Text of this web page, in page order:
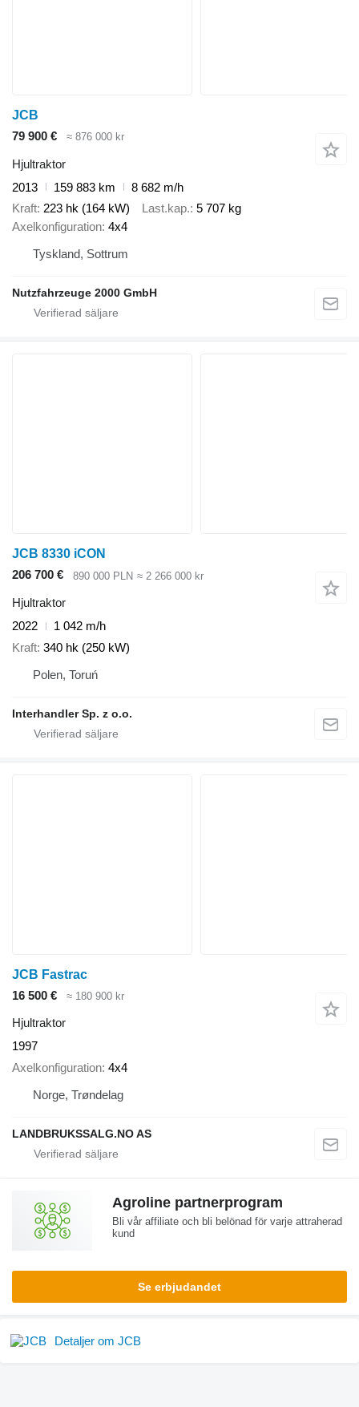
JCB
79 900 €
≈ 876 000 kr
Hjultraktor
2013
159 883 km
8 682 m/h
Kraft 223 hk (164 kW) Last.kap. 5 707 kg
Axelkonfiguration 4x4
Tyskland, Sottrum
Nutzfahrzeuge 2000 GmbH
JCB 8330 iCON
206 700 €
890 000 PLN ≈ 2 266 000 kr
Hjultraktor
2022
1 042 m/h
Kraft 340 hk (250 kW)
Polen, Toruń
Interhandler Sp. z o.o.
JCB Fastrac
16 500 €
≈ 180 900 kr
Hjultraktor
1997
Axelkonfiguration 4x4
Norge, Trøndelag
LANDBRUKSSALG.NO AS
Agroline partnerprogram
Bli vår affiliate och bli belönad för varje attraherad
kund
Se erbjudandet
Detaljer om JCB